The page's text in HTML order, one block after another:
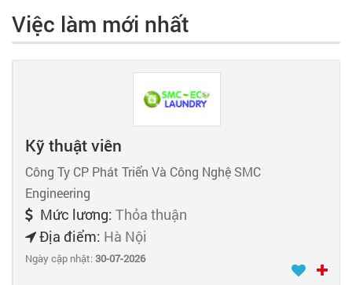
Việc làm mới nhất
Kỹ thuật viên
Công Ty CP Phát Triển Và Công Nghệ SMC
Engineering
Mức lương: Thỏa thuận
Địa điểm: Hà Nội
Ngày cập nhật:30-07-2026